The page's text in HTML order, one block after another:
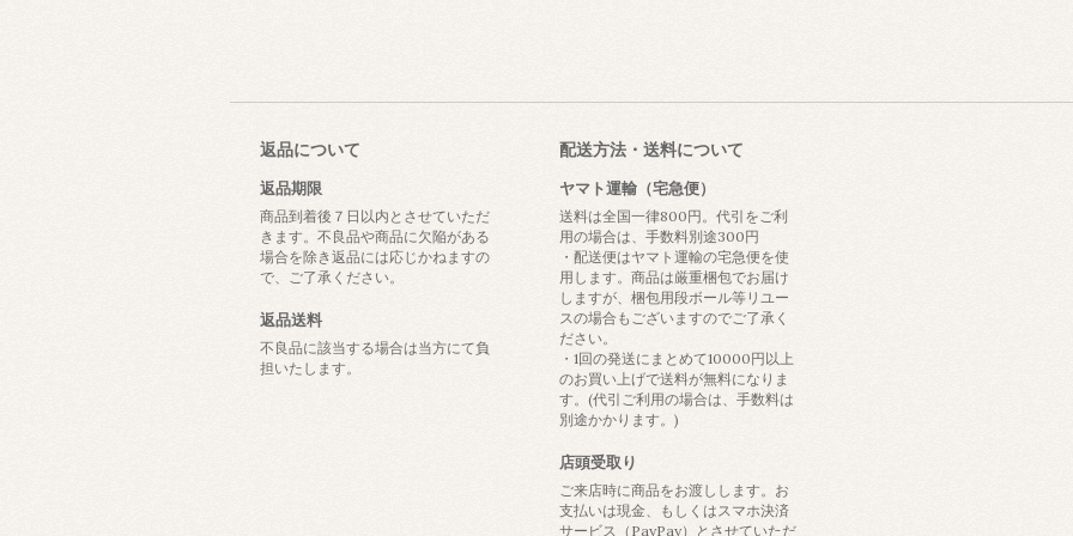
返品について
返品期限
商品到着後７日以内とさせていただ
きます。不良品や商品に欠陥がある
場合を除き返品には応じかねますの
で、ご了承ください。
返品送料
不良品に該当する場合は当方にて負
担いたします。
配送方法・送料について
ヤマト運輸（宅急便）
送料は全国一律800円。代引をご利
用の場合は、手数料別途300円
・配送便はヤマト運輸の宅急便を使
用します。商品は厳重梱包でお届け
しますが、梱包用段ボール等リユー
スの場合もございますのでご了承く
ださい。
・1回の発送にまとめて10000円以上
のお買い上げで送料が無料になりま
す。(代引ご利用の場合は、手数料は
別途かかります。)
店頭受取り
ご来店時に商品をお渡しします。お
支払いは現金、もしくはスマホ決済
サービス（PayPay）とさせていただ